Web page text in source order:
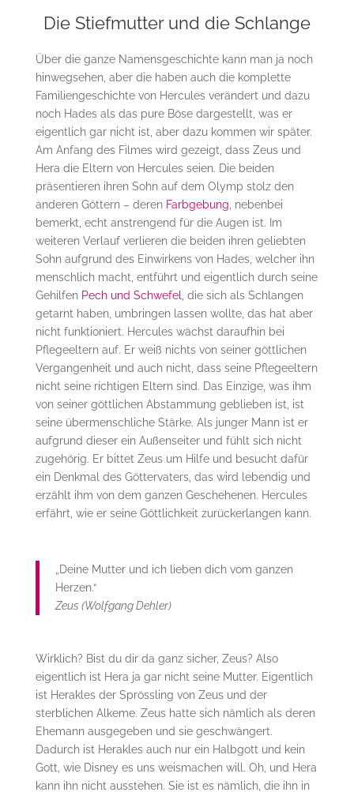
Die Stiefmutter und die Schlange
Über die ganze Namensgeschichte kann man ja noch
hinwegsehen, aber die haben auch die komplette
Familiengeschichte von Hercules verändert und dazu
noch Hades als das pure Böse dargestellt, was er
eigentlich gar nicht ist, aber dazu kommen wir später.
Am Anfang des Filmes wird gezeigt, dass Zeus und
Hera die Eltern von Hercules seien. Die beiden
präsentieren ihren Sohn auf dem Olymp stolz den
anderen Göttern – deren Farbgebung , nebenbei
bemerkt, echt anstrengend für die Augen ist. Im
weiteren Verlauf verlieren die beiden ihren geliebten
Sohn aufgrund des Einwirkens von Hades, welcher ihn
menschlich macht, entführt und eigentlich durch seine
Gehilfen Pech und Schwefel
, die sich als Schlangen
getarnt haben, umbringen lassen wollte, das hat aber
nicht funktioniert. Hercules wächst daraufhin bei
Pflegeeltern auf. Er weiß nichts von seiner göttlichen
Vergangenheit und auch nicht, dass seine Pflegeeltern
nicht seine richtigen Eltern sind. Das Einzige, was ihm
von seiner göttlichen Abstammung geblieben ist, ist
seine übermenschliche Stärke. Als junger Mann ist er
aufgrund dieser ein Außenseiter und fühlt sich nicht
zugehörig. Er bittet Zeus um Hilfe und besucht dafür
ein Denkmal des Göttervaters, das wird lebendig und
erzählt ihm von dem ganzen Geschehenen. Hercules
erfährt, wie er seine Göttlichkeit zurückerlangen kann.
„Deine Mutter und ich lieben dich vom ganzen
Herzen.“
Zeus (Wolfgang Dehler)
Wirklich? Bist du dir da ganz sicher, Zeus? Also
eigentlich ist Hera ja gar nicht seine Mutter. Eigentlich
ist Herakles der Sprössling von Zeus und der
sterblichen Alkeme. Zeus hatte sich nämlich als deren
Ehemann ausgegeben und sie geschwängert.
Dadurch ist Herakles auch nur ein Halbgott und kein
Gott, wie Disney es uns weismachen will. Oh, und Hera
kann ihn nicht ausstehen. Sie ist es nämlich, die ihn in